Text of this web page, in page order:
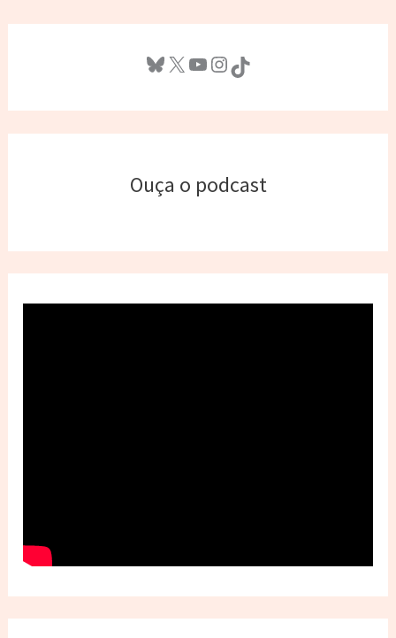
Bluesky X Youtube InstagramTikTok
Ouça o podcast